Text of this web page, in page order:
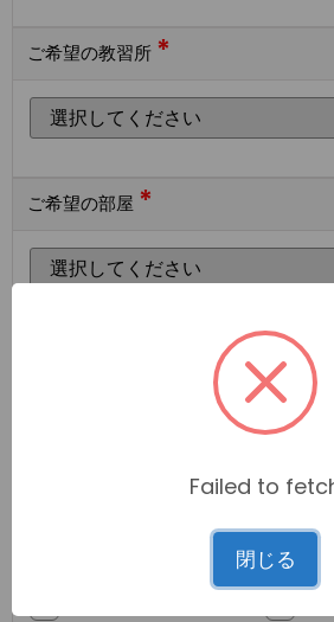
ご希望の教習所 *
ご希望の部屋 *
Failed to
閉じる